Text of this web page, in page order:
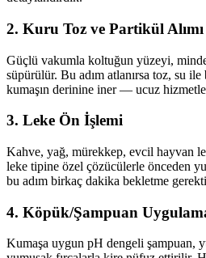
2. Kuru Toz ve Partikül Alımı
Güçlü vakumla koltuğun yüzeyi,
süpürülür. Bu adım atlanırsa toz, su
kumaşın derinine iner — ucuz
3. Leke Ön İşlemi
Kahve, yağ, mürekkep, evcil hayvan
leke tipine özel çözücülerle önceden
bu adım birkaç dakika bekletme
4. Köpük/Şampuan
Kumaşa uygun pH dengeli şampuan,